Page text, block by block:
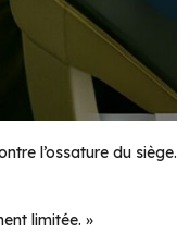
l’ossature du siège.
limitée. »